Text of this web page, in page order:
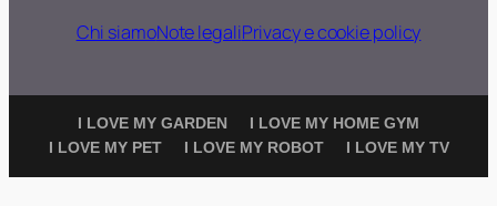
Chi siamoNote legaliPrivacy e cookie policy
I LOVE MY GARDEN
I LOVE MY HOME GYM
I LOVE MY PET
I LOVE MY ROBOT I LOVE MY TV